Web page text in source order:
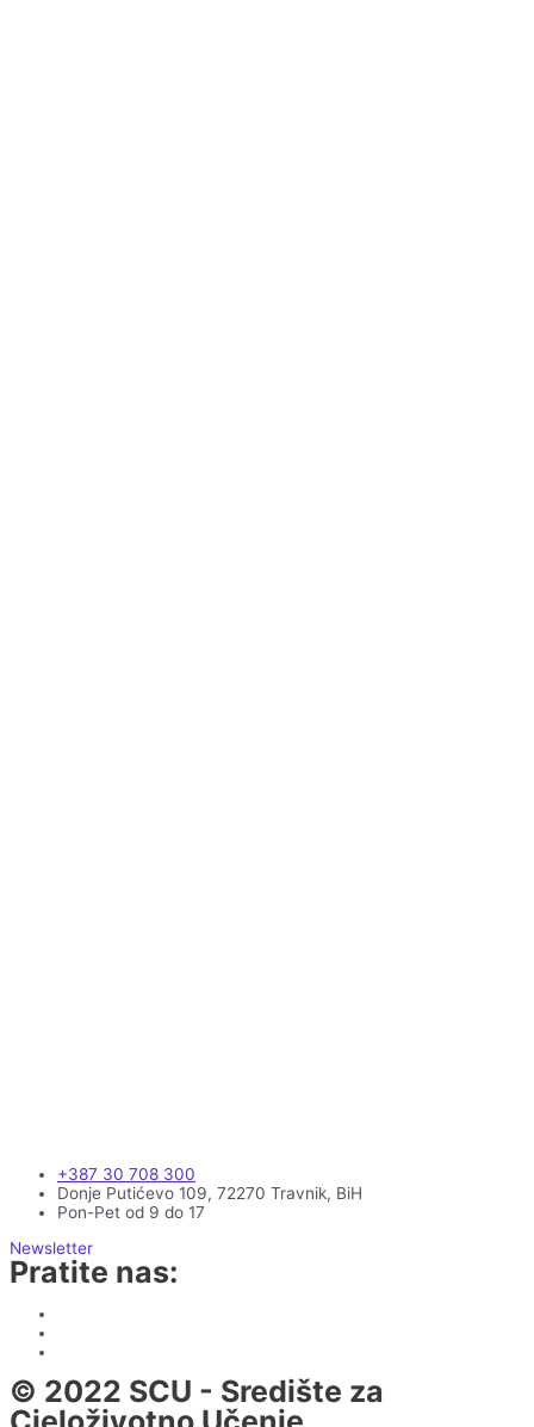
+387 30 708 300
Donje Putićevo 109, 72270 Travnik, BiH
Pon-Pet od 9 do 17
Newsletter
Pratite nas:
© 2022 SCU - Središte za